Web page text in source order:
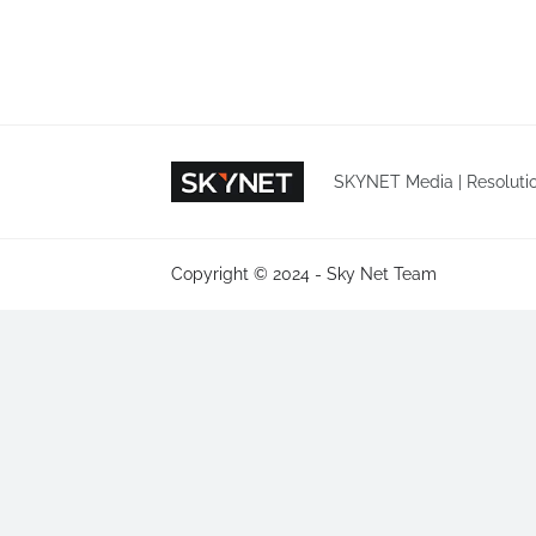
SKYNET Media |
Copyright © 2024 - Sky Net Team